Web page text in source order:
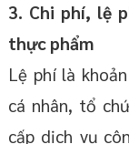
3. Chi phí, lệ
thực phẩm
Lệ phí là
cá nhân, tổ
cấp dịch vụ